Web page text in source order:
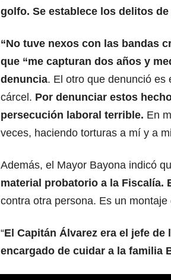
golfo. Se establece los delitos
“No tuve nexos con las bandas
que “me capturan dos años y
denuncia. El otro que denunció es
cárcel. Por denunciar estos
persecución laboral terrible. En
veces, haciendo torturas a mí y a
Además, el Mayor Bayona indicó
material probatorio a la Fiscalía.
contra otra persona. Es un
“El Capitán Álvarez era el jefe
encargado de cuidar a la familia